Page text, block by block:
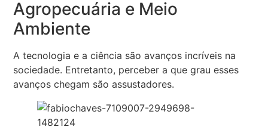
Agropecuária e Meio
Ambiente
A tecnologia e a ciência são avanços incríveis na
sociedade. Entretanto, perceber a que grau esses
avanços chegam são assustadores.